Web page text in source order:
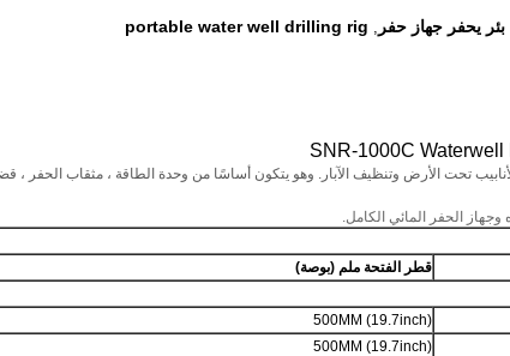
يحفر جهاز حفر ,
portable water well drilling rig
SNR-1000C
تحت الأرض وتنظيف الآبار. وهو يتكون أساسًا من وحدة الطاقة ، مثقاب الحفر ،
وجهاز الحفر المائي الكامل.
قطر الفتحة ملم (بوصة)
500MM (19.7inch)
500MM (19.7inch)